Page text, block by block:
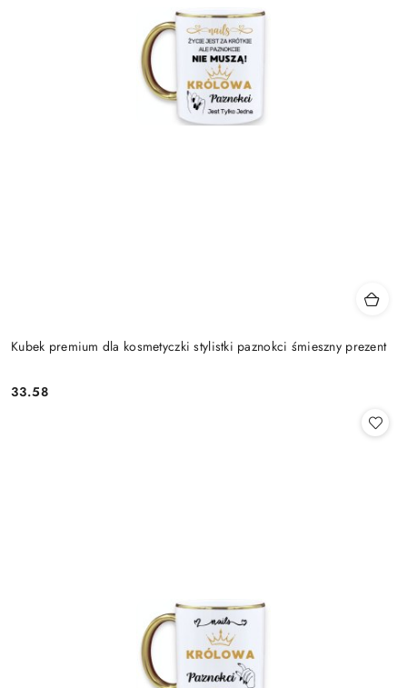
Kubek premium dla kosmetyczki stylistki paznokci śmieszny prezent
Cena:
33.58